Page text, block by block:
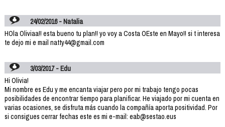
24/02/2016 - Natalia
HOla Oliviaa!! esta bueno tu plan!! yo voy a Costa OEste en Mayo!! si t interesa
te dejo mi e mail natty44@gmail.com
3/03/2017 - Edu
Hi Olivia!
Mi nombre es Edu y me encanta viajar pero por mi trabajo tengo pocas
posibilidades de encontrar tiempo para planificar. He viajado por mi cuenta en
varias ocasiones, se disfruta más cuando la compañía aporta positividad. Por
si consigues cerrar fechas este es mi e-mail: eab@sestao.eus